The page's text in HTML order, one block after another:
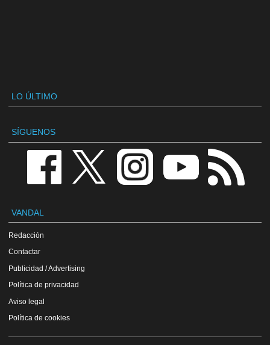
LO ÚLTIMO
SÍGUENOS
VANDAL
Redacción
Contactar
Publicidad / Advertising
Política de privacidad
Aviso legal
Política de cookies